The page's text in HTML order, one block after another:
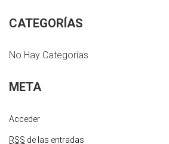
CATEGORÍAS
No Hay Categorías
META
Acceder
RSS de las entradas